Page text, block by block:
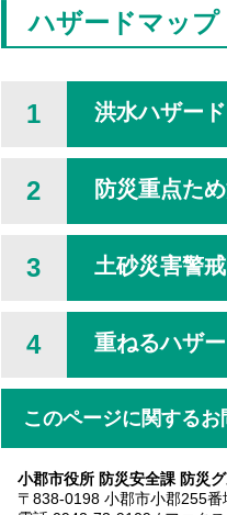
ハザードマップ
1 洪水ハザー
2 防災重点た
3 土砂災害警
4 重ねるハザ
このページに関するお
小郡市役所 防災安全課 防災
〒838-0198 小郡市小郡255番